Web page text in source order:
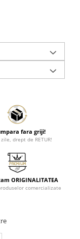
fara griji!
drept de RETUR!
ORIGINALITATEA
comercializate